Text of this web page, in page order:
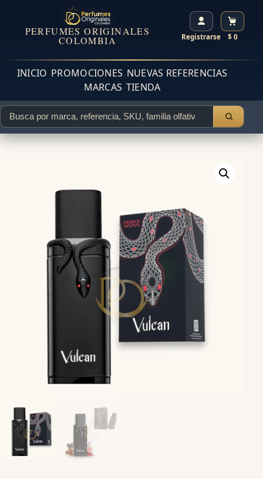
PERFUMES ORIGINALES
COLOMBIA Registrarse $ 0
INICIO PROMOCIONES NUEVAS REFERENCIAS
MARCAS TIENDA